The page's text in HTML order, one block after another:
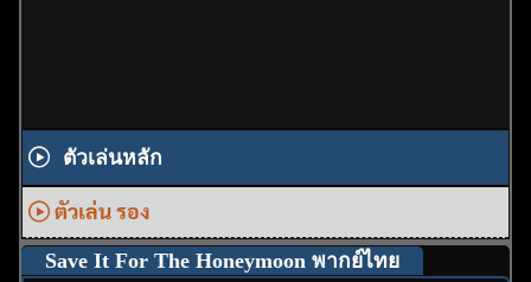
ตัวเล่นหลัก
ตัวเล่น รอง
Save It For The Honeymoon พากย์ไทย